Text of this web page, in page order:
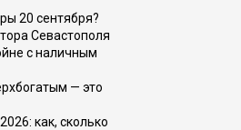
20 сентября?
Севастополя
с наличным
— это
как, сколько